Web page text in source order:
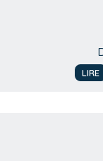
LIRE